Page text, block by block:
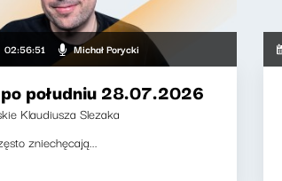
02:56:51 Michał Porycki
południu 28.07.2026
Klaudiusza Slezaka
zniechęcają...